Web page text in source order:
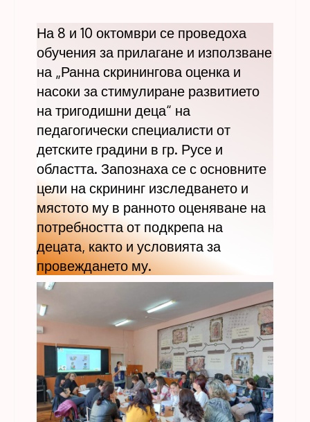
На 8 и 10 октомври се проведоха
обучения за прилагане и използване
на „Ранна скринингова оценка и
насоки за стимулиране развитието
на тригодишни деца“ на
педагогически специалисти от
детските градини в гр. Русе и
областта. Запознаха се с основните
цели на скрининг изследването и
мястото му в ранното оценяване на
потребността от подкрепа на
децата, както и условията за
провеждането му.